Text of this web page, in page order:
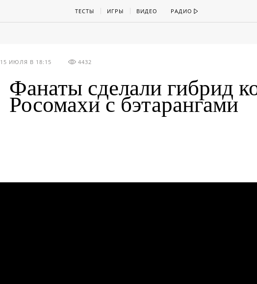
ТЕСТЫ ИГРЫ ВИДЕО РАДИО
15 ИЮЛЯ В 18:15 4432
Фанаты сделали гибрид
Росомахи с бэтарангами